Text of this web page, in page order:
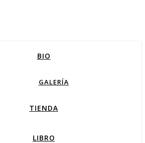
BIO
GALERÍA
TIENDA
LIBRO